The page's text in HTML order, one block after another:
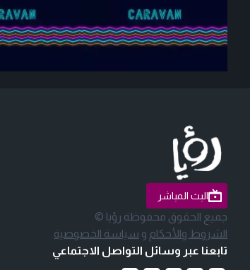
البث المباشر
جميع الحقوق محفوظة رؤيا ©
الشروط والأحكام و سياسة الخصوصية
تابعنا عبر وسائل التواصل الاجتماعي